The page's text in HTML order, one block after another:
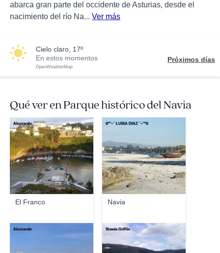
abarca gran parte del occidente de Asturias, desde el
nacimiento del río Na... Ver más
cielo claro, 17º
En estos momentos
OpenWeatherMap
Próximos días
Qué ver en Parque histórico del Navia
El Franco
Alcotarelo
Navia
ðº°~¨ LUISA DIAZ ¨~°ºð
Alcotarelo Stewie Griffin